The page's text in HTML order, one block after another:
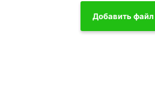
Добавить файл